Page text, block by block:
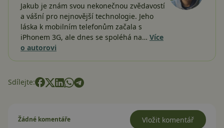
Jakub je znám svou nekonečnou zvědavostí
a vášní pro nejnovější technologie. Jeho
láska k mobilním telefonům začala s
iPhonem 3G, ale dnes se spoléhá na… Více
o autorovi
Sdílejte:
Žádné komentáře Vložit komentář